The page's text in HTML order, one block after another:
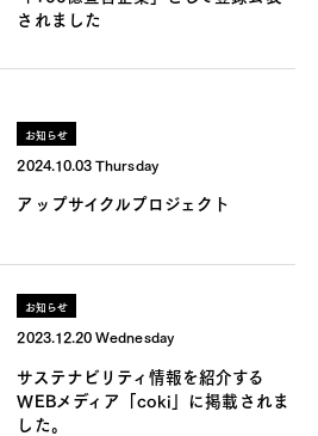
されました
お知らせ
2024.10.03 Thursday
アップサイクルプロジェクト
お知らせ
2023.12.20 Wednesday
サステナビリティ情報を紹介する
WEBメディア「coki」に掲載されま
した。